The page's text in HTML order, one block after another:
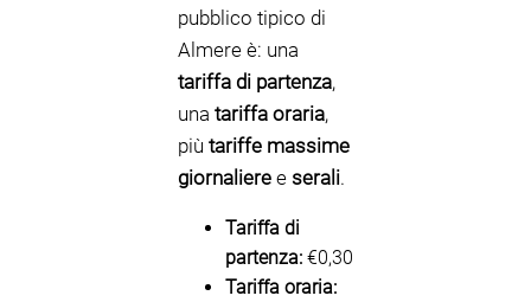
pubblico tipico di
Almere è: una
tariffa di partenza,
una tariffa oraria,
più tariffe massime
giornaliere e serali.
Tariffa di
partenza: €0,30
Tariffa oraria: